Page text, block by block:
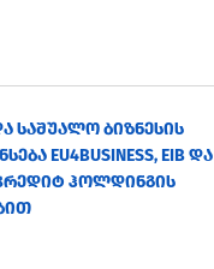
ᲡᲐᲨᲣᲐᲚᲝ ᲑᲘᲖᲜᲔᲡᲘᲡ
EU4BUSINESS, EIB ᲓᲐ
ᲰᲝᲚᲓᲘᲜᲒᲘᲡ